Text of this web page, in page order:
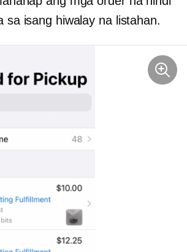
sa isang hiwalay na listahan.